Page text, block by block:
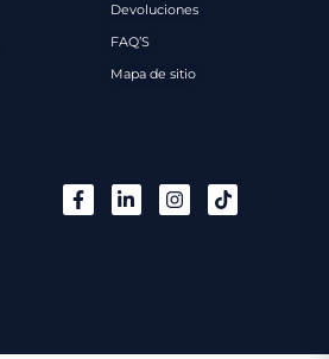
Devoluciones
FAQ’S
Mapa de sitio